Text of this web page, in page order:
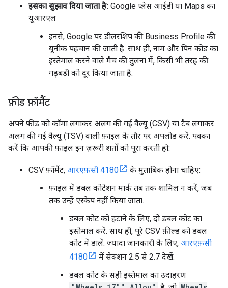
इसका सुझाव दिया जाता है: Google प्लेस आईडी या Maps का
यूआरएल
इनसे, Google पर डीलरशिप की Business Profile की
यूनीक पहचान की जाती है. साथ ही, नाम और पिन कोड का
इस्तेमाल करने वाले मैच की तुलना में, किसी भी तरह की
गड़बड़ी को दूर किया जाता है.
फ़ीड फ़ॉर्मैट
अपने फ़ीड को कॉमा लगाकर अलग की गई वैल्यू (CSV) या टैब लगाकर
अलग की गई वैल्यू (TSV) वाली फ़ाइल के तौर पर अपलोड करें. पक्का
करें कि आपकी फ़ाइल इन ज़रूरी शर्तों को पूरा करती हो:
CSV फ़ॉर्मैट, आरएफ़सी 4180
के मुताबिक होना चाहिए:
फ़ाइल में डबल कोटेशन मार्क तब तक शामिल न करें, जब
तक उन्हें एस्केप नहीं किया जाता.
डबल कोट को हटाने के लिए, दो डबल कोट का
इस्तेमाल करें. साथ ही, पूरे CSV फ़ील्ड को डबल
कोट में डालें. ज़्यादा जानकारी के लिए, आरएफ़सी
4180
में सेक्शन 2.5 से 2.7 देखें.
डबल कोट के सही इस्तेमाल का उदाहरण